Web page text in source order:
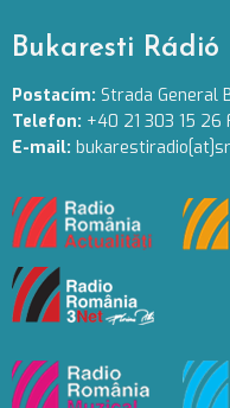
Bukaresti Rádió
Postacím: Strada General
Telefon: +40 21 303 15 26
E-mail: